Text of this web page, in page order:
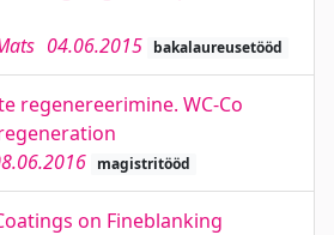
04.06.2015 bakalaureusetööd
regenereerimine. WC-Co
magistritööd
on Fineblanking